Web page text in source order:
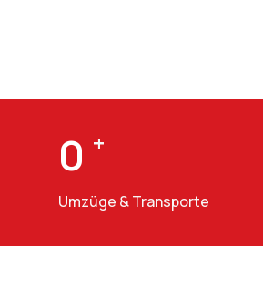
0 +
Umzüge & Transporte